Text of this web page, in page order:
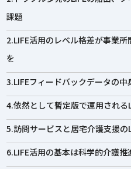
課題
2.LIFE活用のレベル格差が事業
を
3.LIFEフィードバックデータの中
4.依然として暫定版で運用される
5.訪問サービスと居宅介護支援
6.LIFE活用の基本は科学的介護推